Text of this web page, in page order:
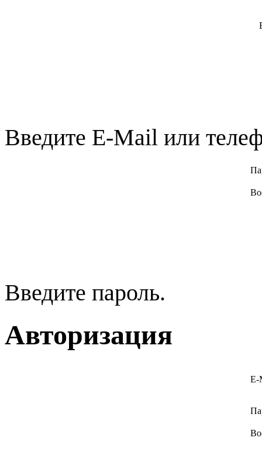
Введите E-Mail или
Введите пароль.
Авторизация
E-